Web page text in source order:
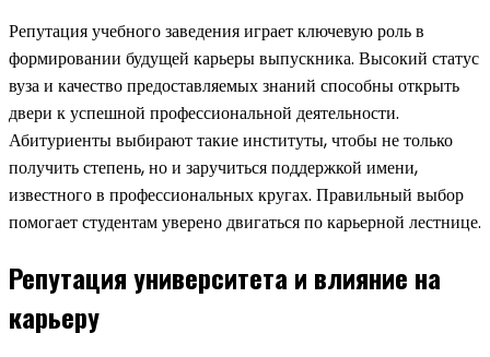
Репутация учебного заведения играет ключевую роль в
формировании будущей карьеры выпускника. Высокий статус
вуза и качество предоставляемых знаний способны открыть
двери к успешной профессиональной деятельности.
Абитуриенты выбирают такие институты, чтобы не только
получить степень, но и заручиться поддержкой имени,
известного в профессиональных кругах. Правильный выбор
помогает студентам уверено двигаться по карьерной лестнице.
Репутация университета и влияние на
карьеру